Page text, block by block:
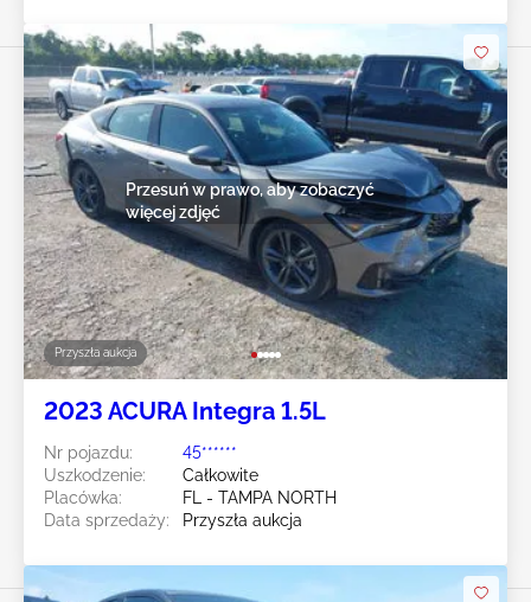
Przyszła aukcja
Przesuń w prawo, aby zobaczyć
więcej zdjęć
2023 ACURA Integra 1.5L
Nr pojazdu:
45******
Uszkodzenie:
Całkowite
Placówka:
FL - TAMPA NORTH
Data sprzedaży:
Przyszła aukcja